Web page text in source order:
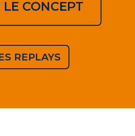
LE CONCEPT
REPLAYS